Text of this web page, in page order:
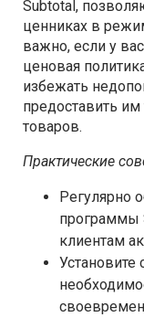
Subtotal,
ценниках в
важно, если у
ценовая
избежать
предоставить
товаров.
Практические
Регулярно
программы
клиентам
Установите